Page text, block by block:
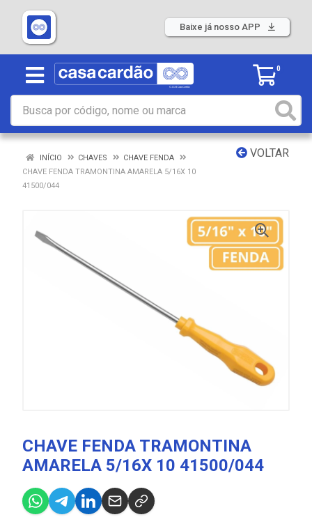
Baixe já nosso APP
0
VOLTAR
INÍCIO CHAVES
CHAVE FENDA
CHAVE FENDA TRAMONTINA AMARELA 5/16X 10
41500/044
CHAVE FENDA TRAMONTINA
AMARELA 5/16X 10 41500/044